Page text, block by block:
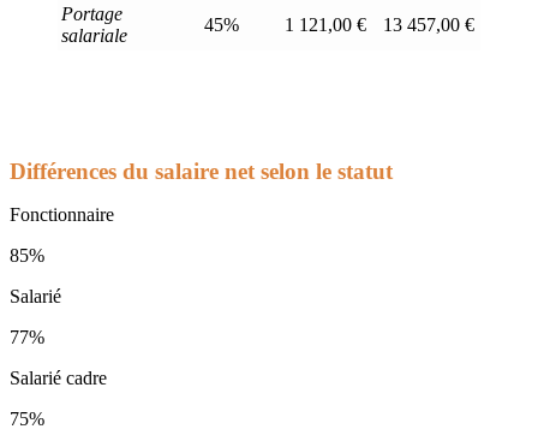
Portage
salariale
45% 1 121,00 € 13 457,00 €
Différences du salaire net selon le statut
Fonctionnaire
85%
Salarié
77%
Salarié cadre
75%